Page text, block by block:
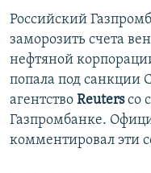
поискуИНФОГРАФИКА
ТЕЛЕПРОЕКТ
СОВЕТЫ
ПРОПАВШИЕ БЕЗ ВЕСТИ
ПОБЕДИТЕЛЕЙ НЕ СУДЯТ?
КАК ОБОЙТИ
Українською
Qırımtatar
ПРИСОЕДИНЯЙТЕСЬ!
Российский
заморозить счета
нефтяной
попала под санкции
агентство Reutersсо
Газпромбанке.
комментировал эти